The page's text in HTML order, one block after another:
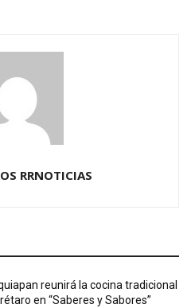
RRNOTICIAS
reunirá la cocina tradicional
en “Saberes y Sabores”